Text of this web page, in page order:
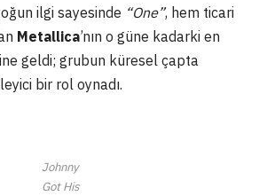
ilgi sayesinde “One”, hem ticari
Metallica’nın o güne kadarki en
geldi; grubun küresel çapta
bir rol oynadı.
Johnny
Got His